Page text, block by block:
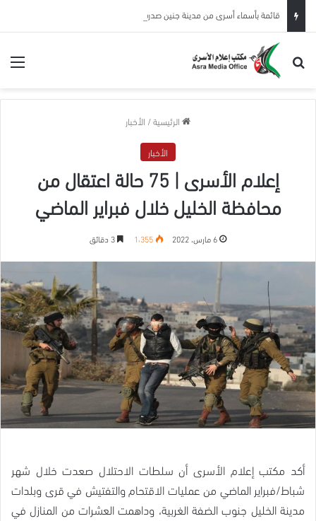
قائمة بأسماء أسرى من مدينة جنين صدرت بحقهم أوامر اعتقال إداري
بحث عن
الرئيسية/ الأخبار
الأخبار
إعلام الأسرى | 75 حالة اعتقال من
محافظة الخليل خلال فبراير الماضي
6 مارس، 2022 1٬355
أكد مكتب إعلام الأسرى أن سلطات الاحتلال صعدت خلال شهر
شباط/فبراير الماضي من عمليات الاقتحام والتفتيش في قرى وبلدات
مدينة الخليل جنوب الضفة الغربية، وداهمت العشرات من المنازل في